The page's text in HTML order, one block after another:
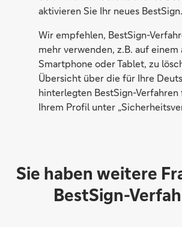
aktivieren Sie Ihr neues BestSign.
Wir empfehlen, BestSign-
mehr verwenden, z.B. auf einem
Smartphone oder Tablet, zu
Übersicht über die für Ihre
hinterlegten BestSign-Verfahren
Ihrem Profil unter
Sie haben weitere
BestSign-